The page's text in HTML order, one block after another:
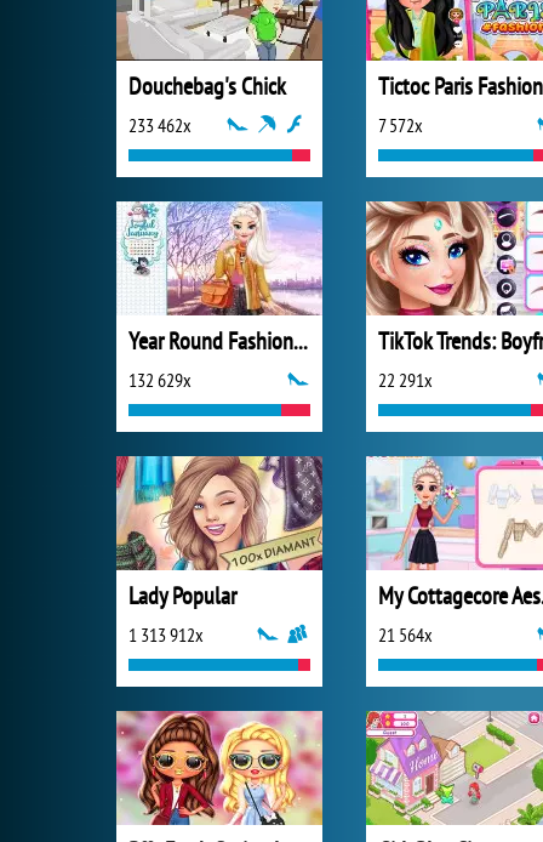
Douchebag's Chick
233 462x
Tictoc Paris Fashion
7 572x
Year Round Fashionista: Elsa
132 629x 22 291x
Lady Popular
1 313 912x
My
21 564x